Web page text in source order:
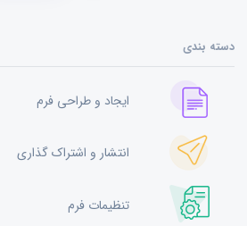
دسته بندی
ایجاد و طراحی فرم
انتشار و اشتراک گذاری
تنظیمات فرم